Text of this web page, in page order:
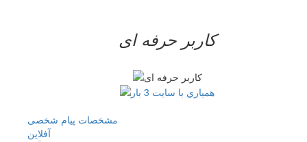
کاربر حرفه ای
مشخصات پیام شخصی
آفلاين